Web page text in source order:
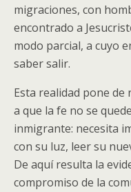
migraciones, con
encontrado a
modo parcial, a cuyo
saber salir.
Esta realidad pone
a que la fe no se
inmigrante: necesita
con su luz, leer su
De aquí resulta la
compromiso de la